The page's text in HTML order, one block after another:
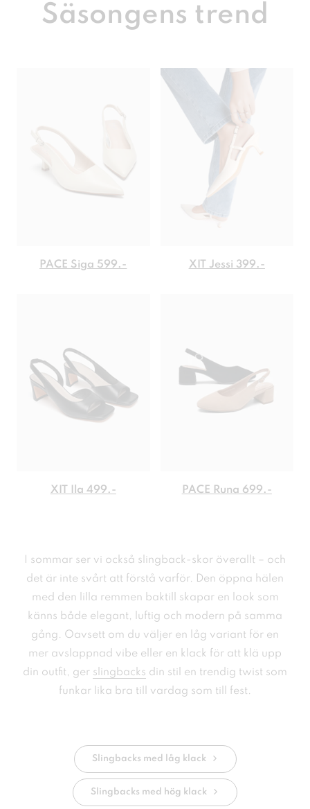
Säsongens trend
PACE Siga 599.- XIT Jessi 399.-
XIT Ila 499.- PACE Runa 699.-
I sommar ser vi också slingback-skor överallt – och
det är inte svårt att förstå varför. Den öppna hälen
med den lilla remmen baktill skapar en look som
känns både elegant, luftig och modern på samma
gång. Oavsett om du väljer en låg variant för en
mer avslappnad vibe eller en klack för att klä upp
din outfit, ger slingbacks din stil en trendig twist som
funkar lika bra till vardag som till fest.
Slingbacks med låg klack
Slingbacks med hög klack